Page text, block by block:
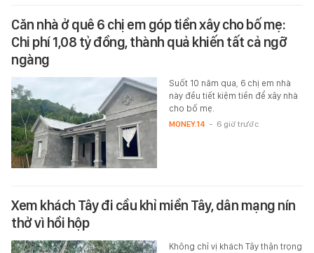
Căn nhà ở quê 6 chị em góp tiền xây cho bố mẹ:
Chi phí 1,08 tỷ đồng, thành quả khiến tất cả ngỡ
ngàng
Suốt 10 năm qua, 6 chị em nhà
này đều tiết kiệm tiền để xây nhà
cho bố mẹ.
MONEY.14 - 6 giờ trước
Xem khách Tây đi cầu khỉ miền Tây, dân mạng nín
thở vì hồi hộp
Không chỉ vị khách Tây thận trọng